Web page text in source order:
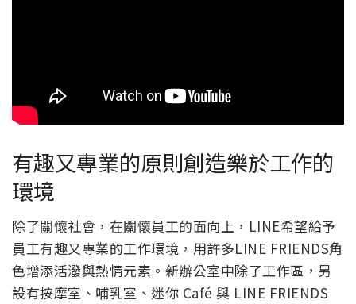
有趣又專業的原則創造樂於工作的
環境
除了關懷社會，在關懷員工的面向上，LINE希望給予
員工有趣又專業的工作環境，用許多LINE FRIENDS角
色增添活潑與熱情元素。新辦公室中除了工作區，另
設有按摩室、哺乳室、迷你 Café 與 LINE FRIENDS